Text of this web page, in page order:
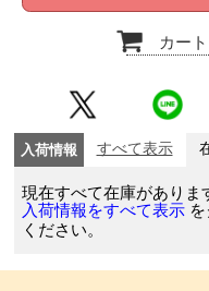
カー
入荷情報 すべて表示
現在すべて在庫がありま
入荷情報をすべて表示
ください。